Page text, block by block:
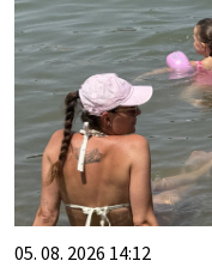
05. 08. 2026 14:12